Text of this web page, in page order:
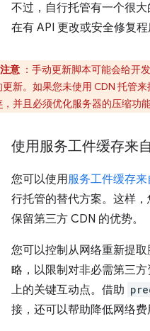
不过，自行托管有一个很
在有 API 更改或安全修复程
注意 ：手动更新脚本可能会给开
更新。如果您未使用 CDN 托管
，并且必须优化服务器的压缩功能
使用服务工件缓存来
您可以使用服务工件缓存
行托管的替代方案。这样
保留第三方 CDN 的优势。
您可以控制从网络重新提
略，以限制对非必需第三
上的关键互动点。借助
接，还可以帮助降低网络费